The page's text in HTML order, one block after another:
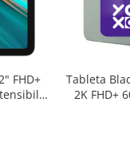
FHD+
SIM
Tableta
2K FHD+